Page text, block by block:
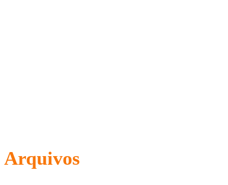
Arquivos